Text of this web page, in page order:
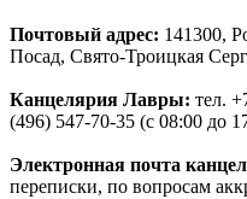
Почтовый адрес: 141300,
Посад, Свято-Троицкая
Канцелярия Лавры: тел.
(496) 547-70-35 (с 08:00 до
Электронная почта
переписки, по вопросам